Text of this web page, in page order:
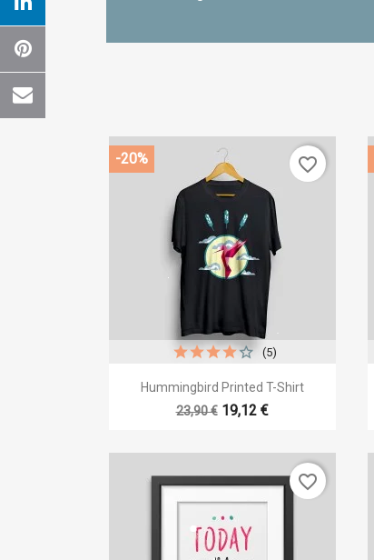
Быстрый просмотр
Hummingbird Printed T-Shirt
23,90 € 19,12 €
(5)
-20% favorite_border
favorite_border